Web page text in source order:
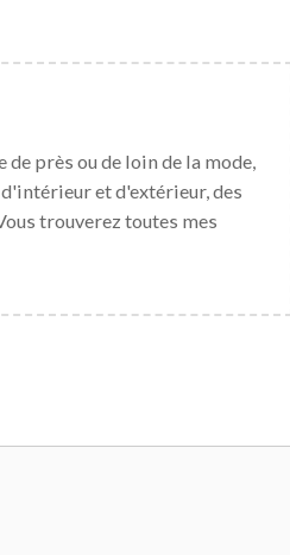
près ou de loin de la mode,
et d'extérieur, des
trouverez toutes mes